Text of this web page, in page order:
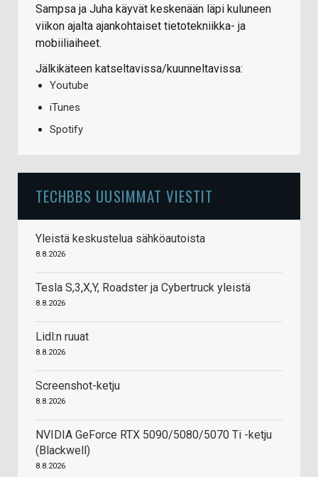
Sampsa ja Juha käyvät keskenään läpi kuluneen
viikon ajalta ajankohtaiset tietotekniikka- ja
mobiiliaiheet.
Jälkikäteen katseltavissa/kuunneltavissa:
Youtube
iTunes
Spotify
TECHBBS UUSIMMAT VIESTIT
Yleistä keskustelua sähköautoista
8.8.2026
Tesla S,3,X,Y, Roadster ja Cybertruck yleistä
8.8.2026
Lidl:n ruuat
8.8.2026
Screenshot-ketju
8.8.2026
NVIDIA GeForce RTX 5090/5080/5070 Ti -ketju
(Blackwell)
8.8.2026